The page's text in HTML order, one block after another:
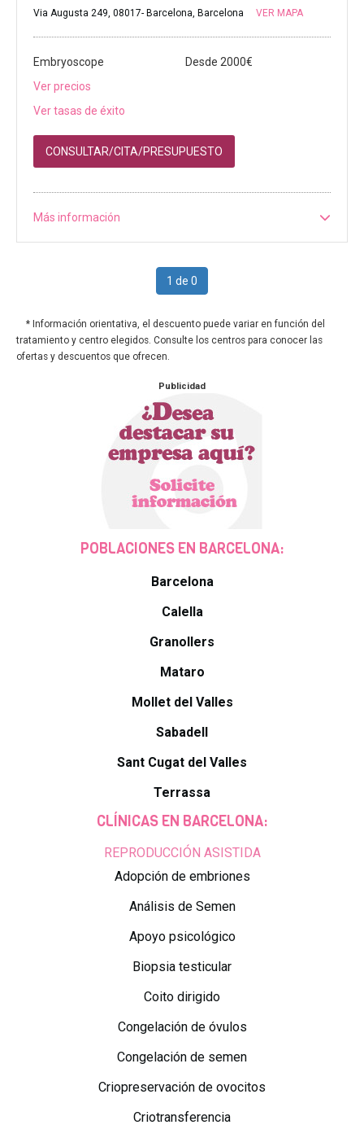
Via Augusta 249, 08017- Barcelona, Barcelona VER MAPA
Embryoscope
Desde 2000€
Ver precios
Ver tasas de éxito
CONSULTAR/CITA/PRESUPUESTO
Más información
1 de 0
* Información orientativa, el descuento puede variar en función del
tratamiento y centro elegidos. Consulte los centros para conocer las
ofertas y descuentos que ofrecen.
Publicidad
POBLACIONES EN BARCELONA:
Barcelona
Calella
Granollers
Mataro
Mollet del Valles
Sabadell
Sant Cugat del Valles
Terrassa
CLÍNICAS EN BARCELONA:
REPRODUCCIÓN ASISTIDA
Adopción de embriones
Análisis de Semen
Apoyo psicológico
Biopsia testicular
Coito dirigido
Congelación de óvulos
Congelación de semen
Criopreservación de ovocitos
Criotransferencia